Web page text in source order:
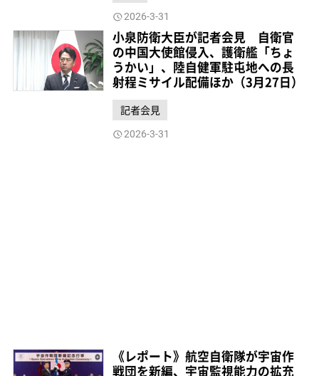
2026-3-31
小泉防衛大臣が記者会見 自衛官
の中国大使館侵入、護衛艦「ちょ
うかい」、陸自健軍駐屯地への長
射程ミサイル配備ほか（3月27日）
記者会見
2026-3-31
《レポート》航空自衛隊が宇宙作
戦団を新編、宇宙監視能力の拡充